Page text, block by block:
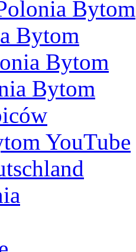
Bytom
Bytom
Bytom
Bytom
YouTube